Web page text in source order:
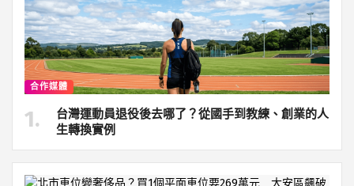
合作媒體
台灣運動員退役後去哪了？從國手到教練、創業的人
生轉換實例